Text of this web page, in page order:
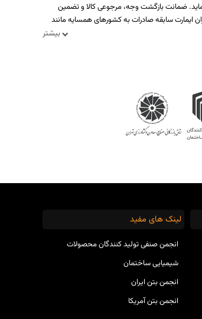
بیشتر
ضمانت بازگشت وجه، مرجوعی کالا و تضمین
ایمارت سابقه صادرات به کشورهای همسایه مانند
لینک های مفید
انجمن صنفی تولید کنندگان محصولات
شیمیایی ساختمان
انجمن بتن ایران
انجمن بتن آمریکا